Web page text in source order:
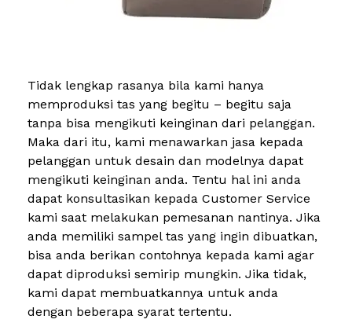
Tidak lengkap rasanya bila kami hanya
memproduksi tas yang begitu – begitu saja
tanpa bisa mengikuti keinginan dari pelanggan.
Maka dari itu, kami menawarkan jasa kepada
pelanggan untuk desain dan modelnya dapat
mengikuti keinginan anda. Tentu hal ini anda
dapat konsultasikan kepada Customer Service
kami saat melakukan pemesanan nantinya. Jika
anda memiliki sampel tas yang ingin dibuatkan,
bisa anda berikan contohnya kepada kami agar
dapat diproduksi semirip mungkin. Jika tidak,
kami dapat membuatkannya untuk anda
dengan beberapa syarat tertentu.